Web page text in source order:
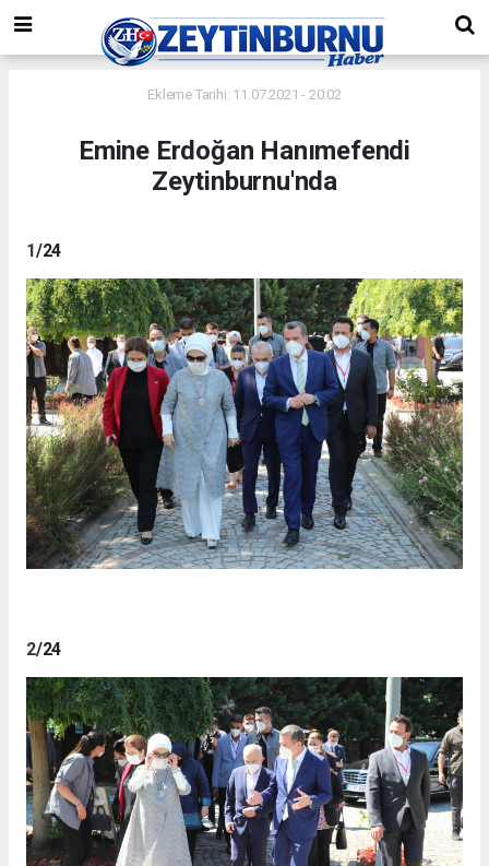
Ekleme Tarihi: 11.07.2021 - 20:02
Emine Erdoğan Hanımefendi
Zeytinburnu'nda
1/24
2/24